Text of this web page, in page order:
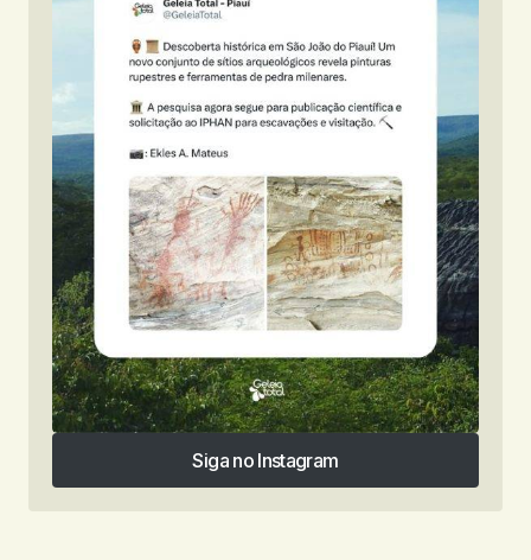
Siga no Instagram
Siga no Instagram